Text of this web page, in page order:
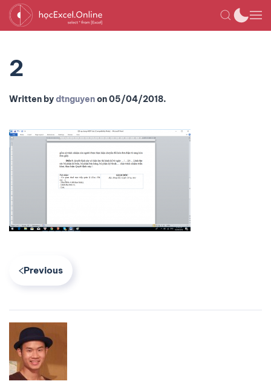
2
Written bydtnguyenon05/04/2018.
Previous